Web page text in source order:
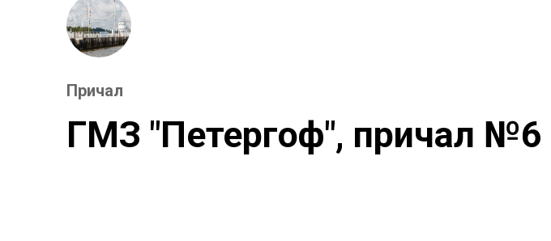
Причал
ГМЗ "Петергоф", причал №6